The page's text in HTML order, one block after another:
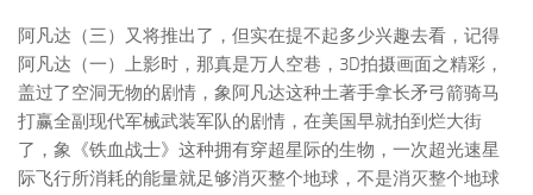
阿凡达（三）又将推出了，但实在提不起多少兴趣去看，记得
阿凡达（一）上影时，那真是万人空巷，3D拍摄画面之精彩，
盖过了空洞无物的剧情，象阿凡达这种土著手拿长矛弓箭骑马
打赢全副现代军械武装军队的剧情，在美国早就拍到烂大街
了，象《铁血战士》这种拥有穿超星际的生物，一次超光速星
际飞行所消耗的能量就足够消灭整个地球，不是消灭整个地球